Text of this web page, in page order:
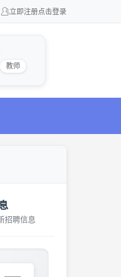
立即注册点击登录
教师
招聘信息